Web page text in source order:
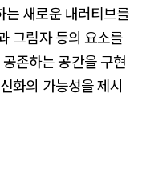
는 새로운 내러티브를
그림자 등의 요소를
존하는 공간을 구현
화의 가능성을 제시